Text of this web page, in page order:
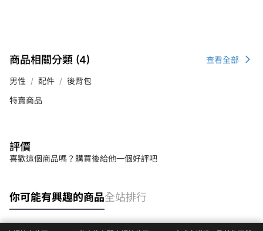
商品相關分類 (4) 查看全部
男性 配件
後背包
特賣商品
評價
喜歡這個商品嗎？購買後給他一個好評吧
你可能有興趣的商品全站排行